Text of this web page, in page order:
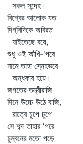
সকল সন্দেহ।
বিশ্বের আলোক যত
দিগ্‌বিদিকে অবিরত
যাইতেছে বয়ে,
শুধু ওই আঁখি-'পরে
নামে তাহা স্নেহভরে
অন্ধকার হয়ে।
জগতের তন্ত্রীরাজি
দিনে উচ্চে উঠে বাজি,
রাত্রে চুপে চুপে
সে শব্দ তাহার 'পরে
চুম্বনের মতো পড়ে